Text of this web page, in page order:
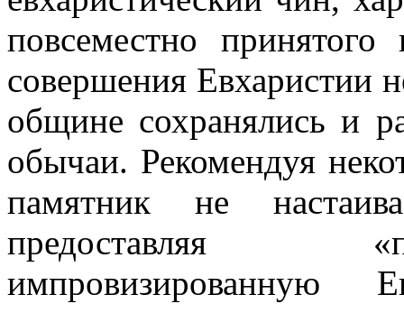
повсеместно
совершения Евхаристии
общине сохранялись и
обычаи. Рекомендуя
памятник не
предоставляя
импровизированную